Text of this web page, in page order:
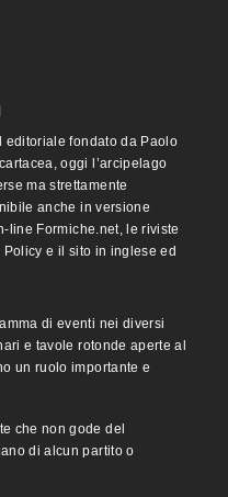
editoriale fondato da Paolo
oggi l’arcipelago
ma strettamente
anche in versione
line Formiche.net, le riviste
e il sito in inglese ed
di eventi nei diversi
e tavole rotonde aperte al
un ruolo importante e
che non gode del
di alcun partito o